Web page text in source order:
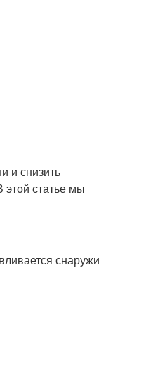
и снизить
статье мы
снаружи